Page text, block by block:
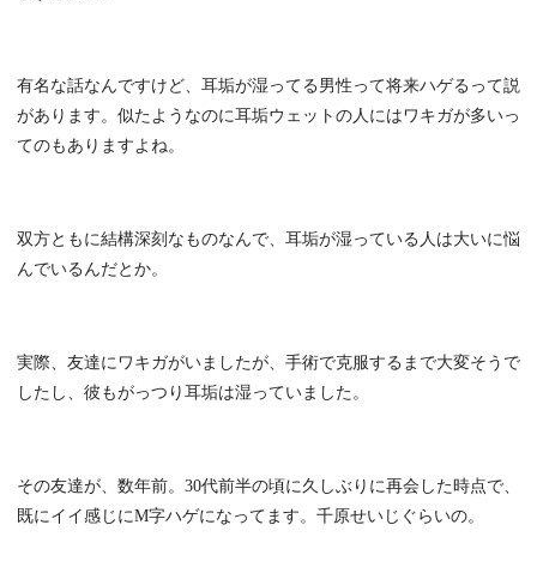
有名な話なんですけど、耳垢が湿ってる男性って将来ハゲるって説
があります。似たようなのに耳垢ウェットの人にはワキガが多いっ
てのもありますよね。
双方ともに結構深刻なものなんで、耳垢が湿っている人は大いに悩
んでいるんだとか。
実際、友達にワキガがいましたが、手術で克服するまで大変そうで
したし、彼もがっつり耳垢は湿っていました。
その友達が、数年前。30代前半の頃に久しぶりに再会した時点で、
既にイイ感じにM字ハゲになってます。千原せいじぐらいの。